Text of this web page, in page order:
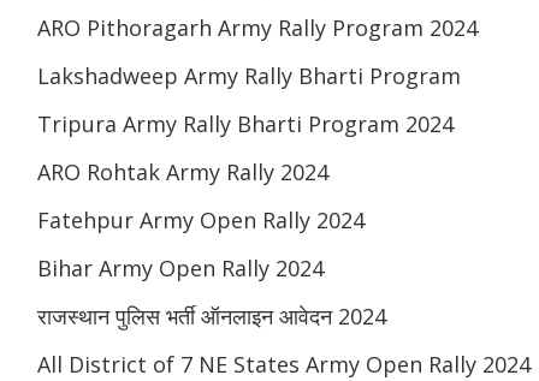
ARO Pithoragarh Army Rally Program 2024
Lakshadweep Army Rally Bharti Program
Tripura Army Rally Bharti Program 2024
ARO Rohtak Army Rally 2024
Fatehpur Army Open Rally 2024
Bihar Army Open Rally 2024
राजस्थान पुलिस भर्ती ऑनलाइन आवेदन 2024
All District of 7 NE States Army Open Rally 2024